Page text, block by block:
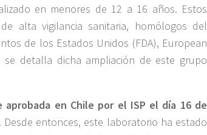
en menores de 12 a 16 años. Estos
alta vigilancia sanitaria, homólogos del
de los Estados Unidos (FDA), European
se detalla dicha ampliación de este grupo
aprobada en Chile por el ISP el día 16 de
. Desde entonces, este laboratorio ha estado